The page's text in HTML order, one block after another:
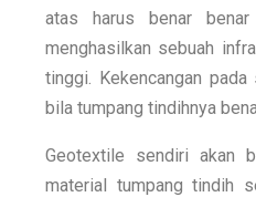
atas harus benar
menghasilkan sebuah
tinggi. Kekencangan
bila tumpang tindihnya
Geotextile sendiri akan
material tumpang tindih